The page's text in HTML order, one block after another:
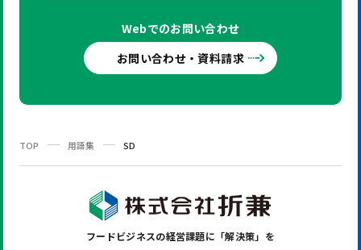
Webでのお問い合わせ
お問い合わせ・資料請求
TOP 用語集 SD
フードビジネスの経営課題に「解決策」を